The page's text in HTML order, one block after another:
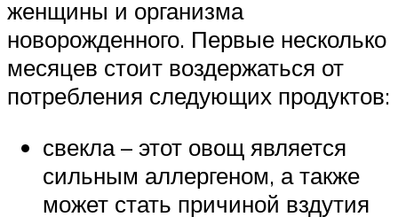
женщины и организма
новорожденного. Первые несколько
месяцев стоит воздержаться от
потребления следующих продуктов:
свекла – этот овощ является
сильным аллергеном, а также
может стать причиной вздутия